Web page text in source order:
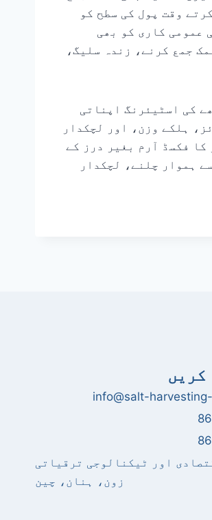
وقت پول کی سطح کو
عمومی کاری کو بھی
جمع کرنے، زندہ سلیگ،
کی اسٹیئرنگ اپناتی
ہلکے وزن، اور لچکدار
کا فکسڈ آرم بغیر درز کے
ہموار چلنے، لچکدار
کریں
info@salt-
اور ٹیکنالوجی ترقیاتی
زون، ہنان، چین